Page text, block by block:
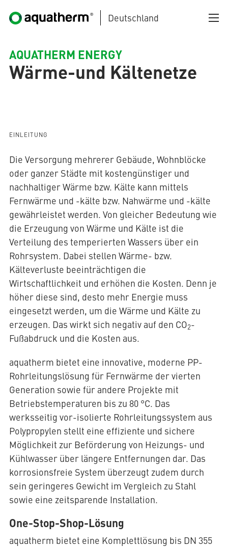
Deutschland
AQUATHERM BLACK
AQUATHERM BLUE
AQUATHERM GREEN
AQUATHERM RED
AQUATHERM ENERGY
AQUATHERM SERVICES
Kontakt
Internationale
Partner
finden
Blog
Hub
Planungshilfen
Karriere
Downloads
News
AQUATHERM ENERGY
Wärme-und Kältenetze
EINLEITUNG
Die Versorgung mehrerer Gebäude, Wohnblöcke
oder ganzer Städte mit kostengünstiger und
nachhaltiger Wärme bzw. Kälte kann mittels
Fernwärme und -kälte bzw. Nahwärme und -kälte
gewährleistet werden. Von gleicher Bedeutung wie
die Erzeugung von Wärme und Kälte ist die
Verteilung des temperierten Wassers über ein
Rohrsystem. Dabei stellen Wärme- bzw.
Kälteverluste beeinträchtigen die
Wirtschaftlichkeit und erhöhen die Kosten. Denn je
höher diese sind, desto mehr Energie muss
eingesetzt werden, um die Wärme und Kälte zu
erzeugen. Das wirkt sich negativ auf den CO2-
Fußabdruck und die Kosten aus.
aquatherm bietet eine innovative, moderne PP-
Rohrleitungslösung für Fernwärme der vierten
Generation sowie für andere Projekte mit
Betriebstemperaturen bis zu 80 °C. Das
werksseitig vor-isolierte Rohrleitungssystem aus
Polypropylen stellt eine effiziente und sichere
Möglichkeit zur Beförderung von Heizungs- und
Kühlwasser über längere Entfernungen dar. Das
korrosionsfreie System überzeugt zudem durch
sein geringeres Gewicht im Vergleich zu Stahl
sowie eine zeitsparende Installation.
One-Stop-Shop-Lösung
aquatherm bietet eine Komplettlösung bis DN 355